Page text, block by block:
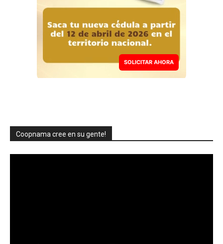
SOLICITAR AHORA
Coopnama cree en su gente!